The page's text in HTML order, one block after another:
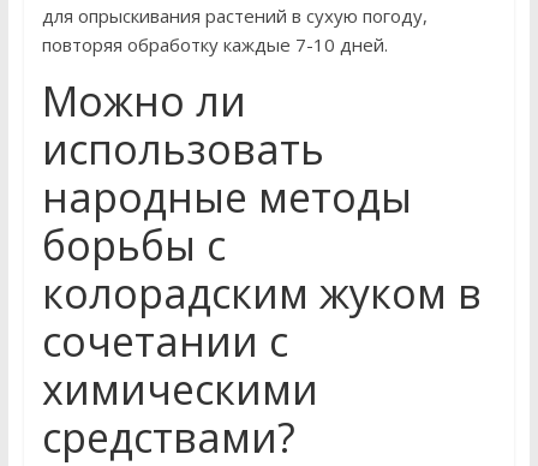
для опрыскивания растений в сухую погоду,
повторяя обработку каждые 7-10 дней.
Можно ли
использовать
народные методы
борьбы с
колорадским жуком в
сочетании с
химическими
средствами?